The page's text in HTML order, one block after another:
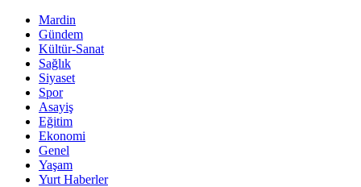
Mardin
Gündem
Kültür-Sanat
Sağlık
Siyaset
Spor
Asayiş
Eğitim
Ekonomi
Genel
Yaşam
Yurt Haberler